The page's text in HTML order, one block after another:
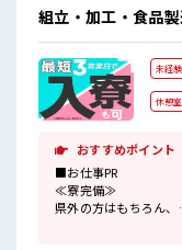
組立・加工・食品
未経
休憩
おすすめポイント
■お仕事PR
≪寮完備≫
県外の方はもちろん、
通勤にはちょっと遠